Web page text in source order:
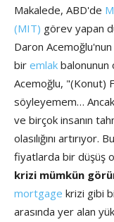
Makalede, ABD'de
(MIT) görev yapan
Daron
bir emlak balonunun
Acemoğlu, "(Konut)
söyleyemem… Ancak
ve birçok insanın
olasılığını
fiyatlarda bir düşüş
krizi mümkün
mortgage krizi gibi
arasında yer alan